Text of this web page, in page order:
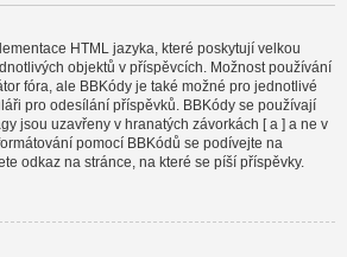
HTML jazyka, které poskytují velkou
objektů v příspěvcích. Možnost používání
fóra, ale BBKódy je také možné pro jednotlivé
pro odesílání příspěvků. BBKódy se používají
jsou uzavřeny v hranatých závorkách [ a ] a ne v
pomocí BBKódů se podívejte na
odkaz na stránce, na které se píší příspěvky.